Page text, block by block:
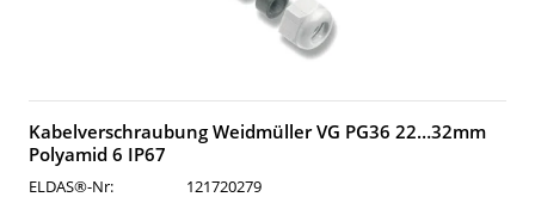
Kabelverschraubung Weidmüller VG PG36 22…32mm
Polyamid 6 IP67
ELDAS®-Nr:
121720279